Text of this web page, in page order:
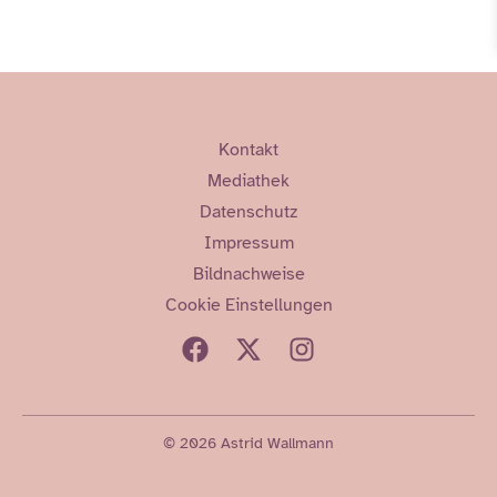
Kontakt
Mediathek
Datenschutz
Impressum
Bildnachweise
Cookie Einstellungen
© 2026 Astrid Wallmann